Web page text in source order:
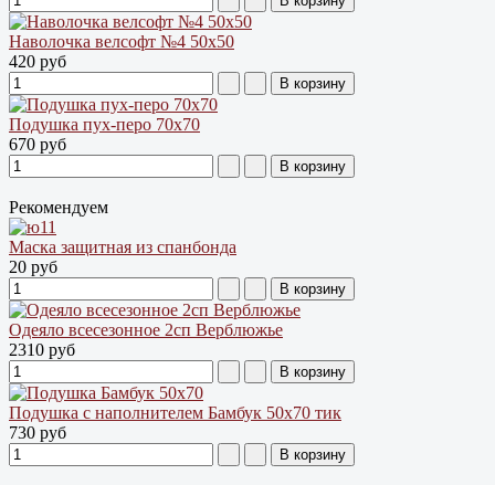
Наволочка велсофт №4 50х50
420 руб
Подушка пух-перо 70х70
670 руб
Рекомендуем
Маска защитная из спанбонда
20 руб
Одеяло всесезонное 2сп Верблюжье
2310 руб
Подушка с наполнителем Бамбук 50х70 тик
730 руб